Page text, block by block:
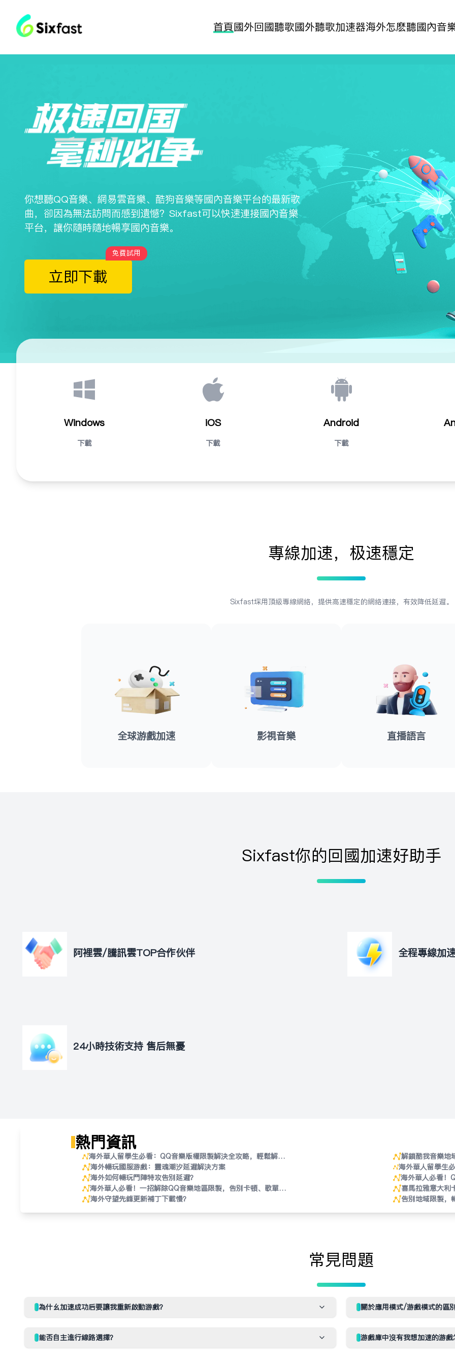
首頁國外回國聽歌國外聽歌加速器海外怎麽聽國內音
你想听QQ音乐、网易云音乐、酷狗音乐等国内音乐平台的最新歌
曲，却因为无法访问而感到遗憾？Sixfast可以快速连接国内音乐
平台，让你随时随地畅享国内音乐。
立即下载
免费试用
Windows
下载
iOS
下载
Android
下载
专线加速，极速稳定
Sixfast采用顶级专线网络，提供高速稳定的网络连接，有效降低延迟。
全球游戏加速 影视音乐 直播语言
Sixfast你的回国加速好助手
阿里云/腾讯云TOP合作伙伴 全程专线加
24小时技术支持 售后无忧
热门资讯
海外華人留學生必看：QQ音樂版權限制解決全攻略，輕鬆解鎖
國內熱門歌曲
海外畅玩国服游戏：灵魂潮汐延迟解决方案
海外如何暢玩鬥陣特攻告別延遲？
海外華人必看！一招解除QQ音樂地區限制，告別卡頓、歌單變
灰煩惱
海外守望先锋更新补丁下载慢？
解锁酷我音乐地
海外華人留學生
虞書欣新專輯《
海外華人必看！
困擾
喜马拉雅意大利
告别地域限制，
常见问题
为什么加速成功后要让我重新启动游戏？ 关于应用模式/游戏模式的区
能否自主进行线路选择？ 游戏库中没有我想加速的游